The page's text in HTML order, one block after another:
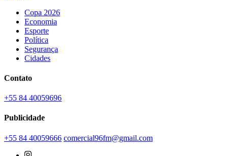
Copa 2026
Economia
Esporte
Política
Segurança
Cidades
Contato
+55 84 40059696
Publicidade
+55 84 40059666 comercial96fm@gmail.com